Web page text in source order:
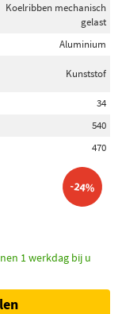
Koelribben mechanisch
gelast
Aluminium
Kunststof
34
540
470
-24%
1 werkdag bij u